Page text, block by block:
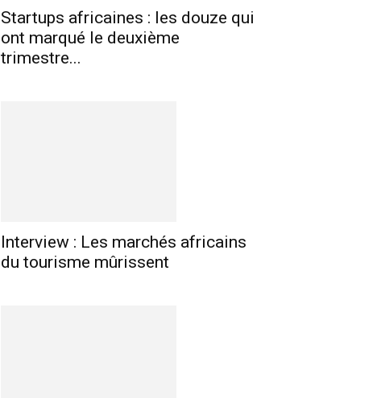
Startups africaines : les douze qui
ont marqué le deuxième
trimestre...
Interview : Les marchés africains
du tourisme mûrissent